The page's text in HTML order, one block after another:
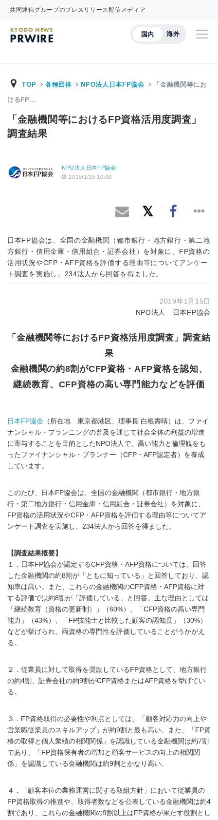
共同通信グループのプレスリリース配信メディア
国内 海外
KYODO NEWS
PRWIRE
TOP 各種団体 NPO法人日本FP協会 「金融機関等にお
けるFP…
「金融機関等におけるFP資格活用度調査」
調査結果
NPO法人日本FP協会
2019/1/15 10:00
日本FP協会は、全国の金融機関（都市銀行・地方銀行・第二地
方銀行・信用金庫・信用組合・証券会社）を対象に、FP資格の
活用状況やCFP・AFP資格を評価する理由等についてアンケー
ト調査を実施し、234法人から回答を得ました。
2019年1月15日
NPO法人 日本FP協会
「金融機関等におけるFP資格活用度調査」調査結
果
金融機関の約8割がCFP資格・AFP資格を認知、
継続教育、CFP資格の高い専門能力などを評価
日本FP協会 （所在地 東京都港区、理事長 白根壽晴）は、ファイ
ナンシャル・プランニングの普及を通じて社会全体の利益の増進
に寄与することを目的としたNPO法人で、高い能力と倫理観をも
ったファイナンシャル・プランナー（CFP・AFP認定者）を養成
しています。
このたび、日本FP協会は、全国の金融機関（都市銀行・地方銀
行・第二地方銀行・信用金庫・信用組合・証券会社）を対象に、
FP資格の活用状況やCFP・AFP資格を評価する理由等についてア
ンケート調査を実施し、234法人から回答を得ました。
【調査結果概要】
１．日本FP協会が認定するCFP資格・AFP資格については、回答
した金融機関の約8割が「ともに知っている」と回答しており、認
知率は高い。また、これらの金融機関のCFP資格・AFP資格に対
する評価では約8割が「評価している」と回答。主な理由としては
「継続教育（資格の更新制）」（60%）、「CFP資格の高い専門
能力」（43%）、「FP技能士と比較した顧客の認知度」（30%）
などが挙げられ、両資格の専門性を評価していることがうかがえ
る。
２．従業員に対して取得を奨励しているFP資格として、地方銀行
の約4割、証券会社の約9割がCFP資格またはAFP資格を挙げてい
る。
３．FP資格取得の必要性や利点としては、「顧客対応力の向上や
営業職従業員のスキルアップ」が約9割と最も高い。また、「FP資
格の取得と個人業績の相関関係」を認識している金融機関は約7割
であり、「FP資格保有者の増加と顧客サービスの向上の相関関
係」を認識している金融機関は約9割とかなり高い。
４．「顧客本位の業務運営に関する取組方針」において従業員の
FP資格取得の推進や、取得者数などを公表している金融機関は約4
割であり、これらの金融機関の9割以上はFP資格が果たす役割とし